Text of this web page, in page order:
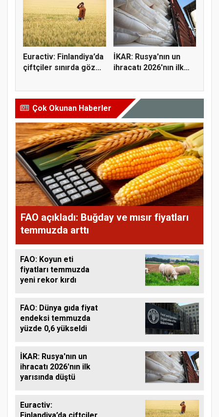
Euractiv: Finlandiya’da
çiftçiler sınırda göz...
İKAR: Rusya'nın un
ihracatı 2026'nın ilk
Çok Okunan Haberler
FAO açıkladı: Buğday ve mısır fiyatları
temmuzda arttı
FAO: Koyun eti
fiyatları temmuzda
yeni rekor kırdı
FAO: Dünya gıda fiyat
endeksi temmuzda
yüzde 0,6 yükseldi
İKAR: Rusya'nın un
ihracatı 2026'nın ilk
yarısında düştü
Euractiv:
Finlandiya’da çiftçiler